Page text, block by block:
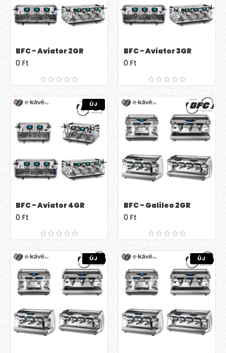
BFC - Aviator 2GR
0 Ft
BFC - Aviator 3GR
0 Ft
ÚJ
BFC - Aviator 4GR
0 Ft
BFC - Galileo 2GR
0 Ft
ÚJ ÚJ